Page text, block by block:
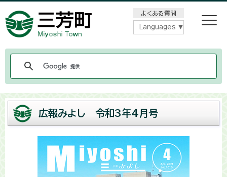
よくある質問
Languages
広報みよし 令和3年4月号